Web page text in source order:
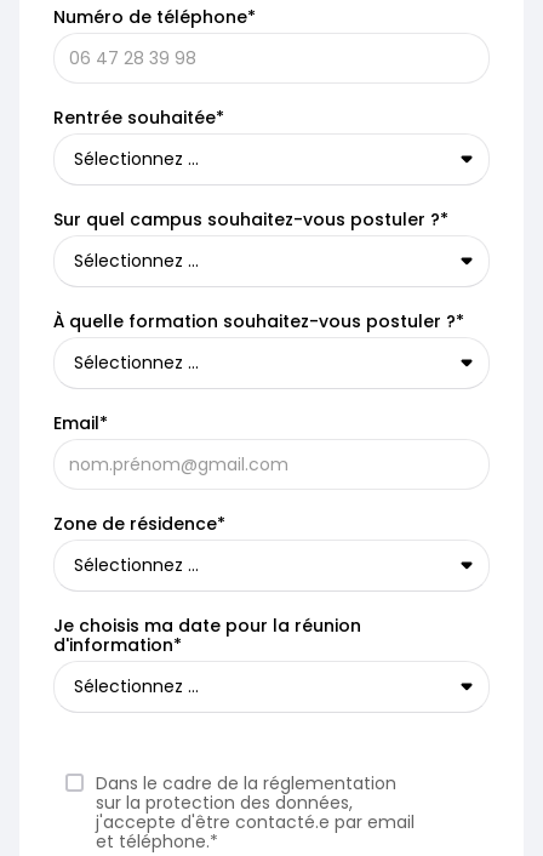
Numéro de téléphone*
Rentrée souhaitée*
Sur quel campus souhaitez-vous postuler ?*
À quelle formation souhaitez-vous postuler ?*
Email*
Zone de résidence*
Je choisis ma date pour la réunion
d'information*
Dans le cadre de la réglementation
sur la protection des données,
j'accepte d'être contacté.e par email
et téléphone.*